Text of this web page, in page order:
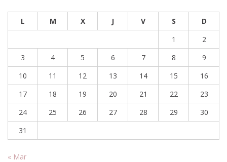
L M X J V S
D
1
2
3
4 5 6 7 8
9
10
11 12 13 14 15
16
17
18 19 20 21 22
23
24
25 26 27 28 29
30
31
« Mar